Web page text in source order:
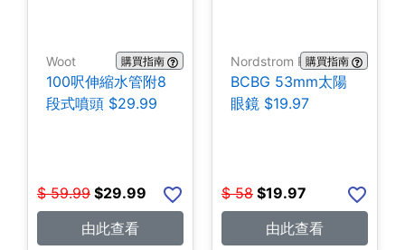
Woot 購買指南
100呎伸縮水管附8
段式噴頭 $29.99
$ 59.99 $29.99
由此查看
Nordstrom Rack購買指南
BCBG 53mm太陽
眼鏡 $19.97
$ 58 $19.97
由此查看